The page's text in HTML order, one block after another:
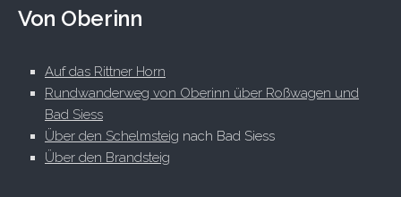
Von Oberinn
Auf das Rittner Horn
Rundwanderweg von Oberinn über Roßwagen und
Bad Siess
Über den Schelmsteig nach Bad Siess
Über den Brandsteig